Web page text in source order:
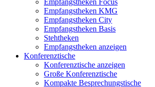
Empfangstheken Focus
Empfangstheken KMG
Empfangstheken City
Empfangstheken Basis
Stehtheken
Empfangstheken anzeigen
Konferenztische
Konferenztische anzeigen
Große Konferenztische
Kompakte Besprechungstische